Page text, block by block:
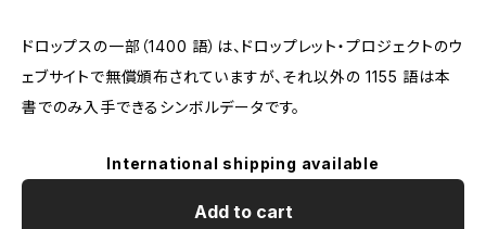
ドロップスの一部（1400 語）は、ドロップレット・プロジェクトのウ
ェブサイトで無償頒布されていますが、それ以外の 1155 語は本
書でのみ入手できるシンボルデータです。
International shipping available
Add to cart